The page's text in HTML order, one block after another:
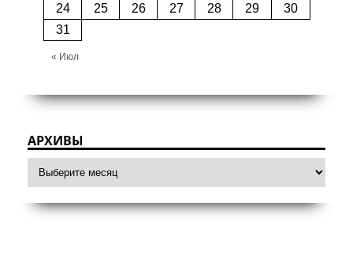
24
25 26 27 28 29
30
31
« Июл
АРХИВЫ